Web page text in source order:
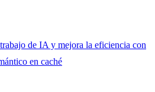
de IA y mejora la eficiencia con
en caché